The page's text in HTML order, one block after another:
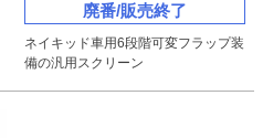
廃番/販売終了
ネイキッド車用6段階可変フラップ装
備の汎用スクリーン